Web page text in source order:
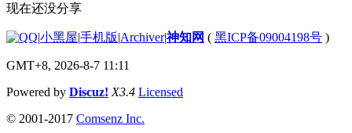
现在还没分享
|小黑屋|手机版|Archiver|神知网 ( 黑ICP备09004198号 )
GMT+8, 2026-8-7 11:11
Powered by Discuz! X3.4 Licensed
© 2001-2017 Comsenz Inc.